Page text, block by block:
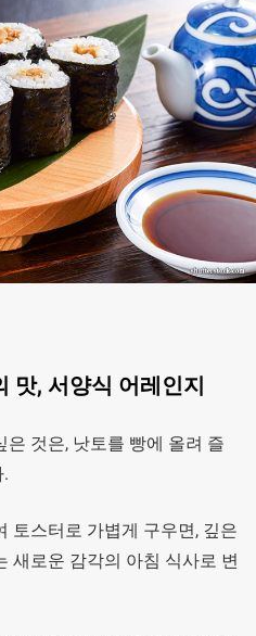
맛, 서양식 어레인지
것은, 낫토를 빵에 올려 즐
토스터로 가볍게 구우면, 깊은
새로운 감각의 아침 식사로 변